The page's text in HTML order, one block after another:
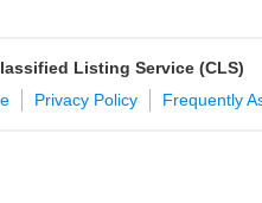
Listing Service (CLS)
Privacy Policy Frequently